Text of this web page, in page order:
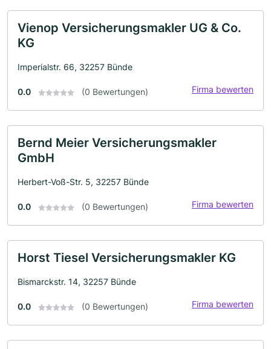
Vienop Versicherungsmakler UG & Co.
KG
Imperialstr. 66, 32257 Bünde
0.0 (0 Bewertungen) Firma bewerten
Bernd Meier Versicherungsmakler
GmbH
Herbert-Voß-Str. 5, 32257 Bünde
0.0 (0 Bewertungen) Firma bewerten
Horst Tiesel Versicherungsmakler KG
Bismarckstr. 14, 32257 Bünde
0.0 (0 Bewertungen) Firma bewerten